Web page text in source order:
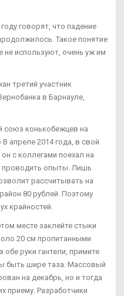
говорят, что падение
Такое понятие
не используют, очень уж им
третий участник
в Барнауле,
конькобежцев на
апреле 2014 года, в свой
с коллегами поехал на
проводить опыты. Лишь
рассчитывать на
80 рублей. Поэтому
крайностей.
месте заклейте стыки
20 см пропитанными
руки гантели, примите
быть шире таза. Массовый
на декабрь, но и тогда
приему. Разработчики